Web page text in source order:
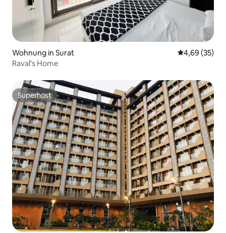
Wohnung in Surat
4,69 (35)
Raval's Home
Superhost
Superhost